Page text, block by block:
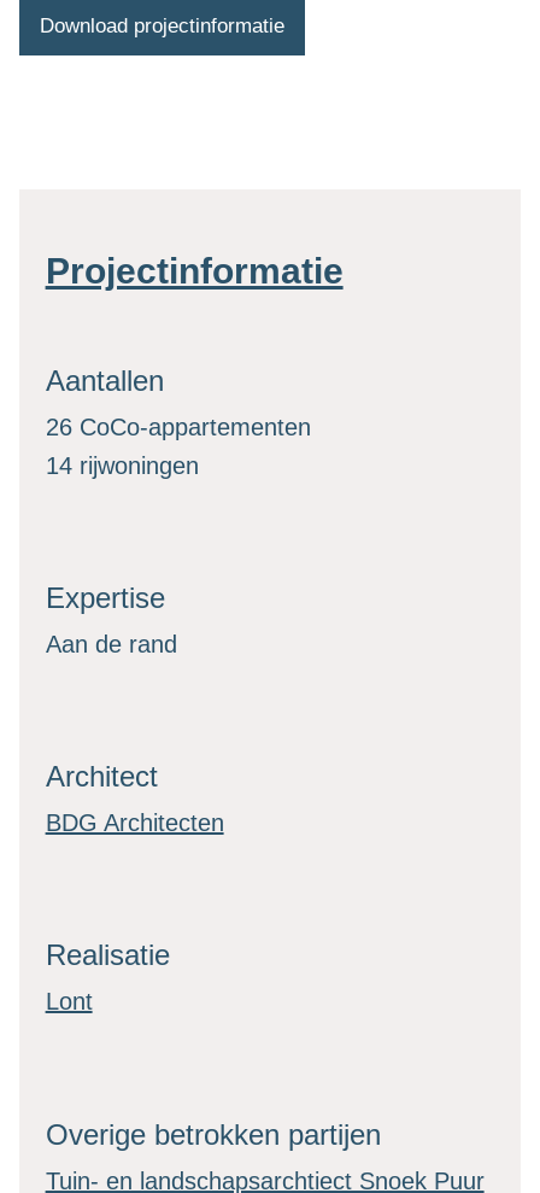
Download projectinformatie
Projectinformatie
Aantallen
26 CoCo-appartementen
14 rijwoningen
Expertise
Aan de rand
Architect
BDG Architecten
Realisatie
Lont
Overige betrokken partijen
Tuin- en landschapsarchtiect Snoek Puur